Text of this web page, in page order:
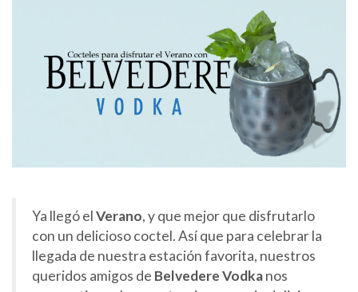
Ya llegó elVerano, y que mejor que disfrutarlo
con un delicioso coctel. Así que para celebrar la
llegada de nuestra estación favorita, nuestros
queridos amigos de Belvedere Vodkanos